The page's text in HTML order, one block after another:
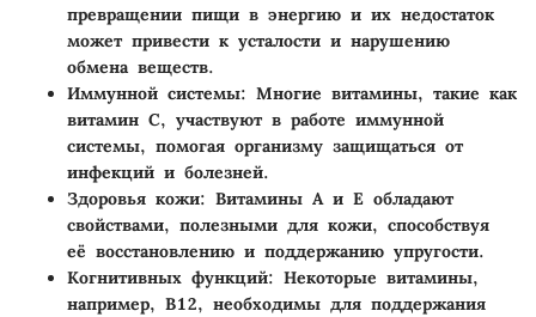
превращении пищи в энергию и их недостаток
может привести к усталости и нарушению
обмена веществ.
Иммунной системы: Многие витамины, такие как
витамин C, участвуют в работе иммунной
системы, помогая организму защищаться от
инфекций и болезней.
Здоровья кожи: Витамины A и E обладают
свойствами, полезными для кожи, способствуя
её восстановлению и поддержанию упругости.
Когнитивных функций: Некоторые витамины,
например, B12, необходимы для поддержания